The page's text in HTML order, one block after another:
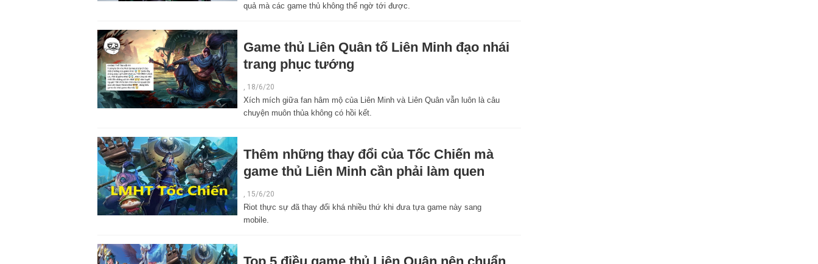
quả mà các game thủ không thể ngờ tới được.
Game thủ Liên Quân tố Liên Minh đạo nhái
trang phục tướng
, 18/6/20
Xích mích giữa fan hâm mộ của Liên Minh và Liên Quân vẫn luôn là câu
chuyện muôn thủa không có hồi kết.
Thêm những thay đổi của Tốc Chiến mà
game thủ Liên Minh cần phải làm quen
, 15/6/20
Riot thực sự đã thay đổi khá nhiều thứ khi đưa tựa game này sang
mobile.